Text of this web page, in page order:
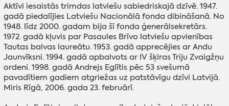
Aktīvi iesaistās trimdas latviešu sabiedriskajā dzīvē. 1947.
gadā piedalījies Latviešu Nacionālā fonda dibināšanā. No
1948. līdz 2000. gadam bija šī fonda ģenerālsekretārs.
1972. gadā kļuvis par Pasaules Brīvo latviešu apvienības
Tautas balvas laureātu. 1953. gadā apprecējies ar Andu
Jaunvīksni. 1994. gadā apbalvots ar IV šķiras Triju Zvaigžņu
ordeni. 1998. gadā Andrejs Eglītis pēc 53 svešumā
pavadītiem gadiem atgriežas uz patstāvīgu dzīvi Latvijā.
Miris Rīgā, 2006. gada 23. februārī.